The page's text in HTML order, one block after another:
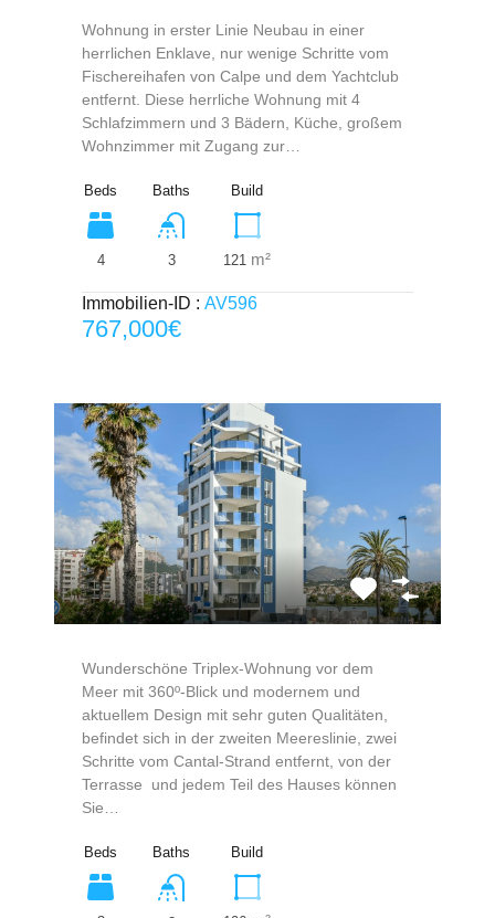
Wohnung in erster Linie Neubau in einer
herrlichen Enklave, nur wenige Schritte vom
Fischereihafen von Calpe und dem Yachtclub
entfernt. Diese herrliche Wohnung mit 4
Schlafzimmern und 3 Bädern, Küche, großem
Wohnzimmer mit Zugang zur…
Beds
4
Baths
3
Build
121 m²
Immobilien-ID : AV596
767,000€
Wunderschöne Triplex-Wohnung vor dem
Meer mit 360º-Blick und modernem und
aktuellem Design mit sehr guten Qualitäten,
befindet sich in der zweiten Meereslinie, zwei
Schritte vom Cantal-Strand entfernt, von der
Terrasse und jedem Teil des Hauses können
Sie…
Beds Baths Build